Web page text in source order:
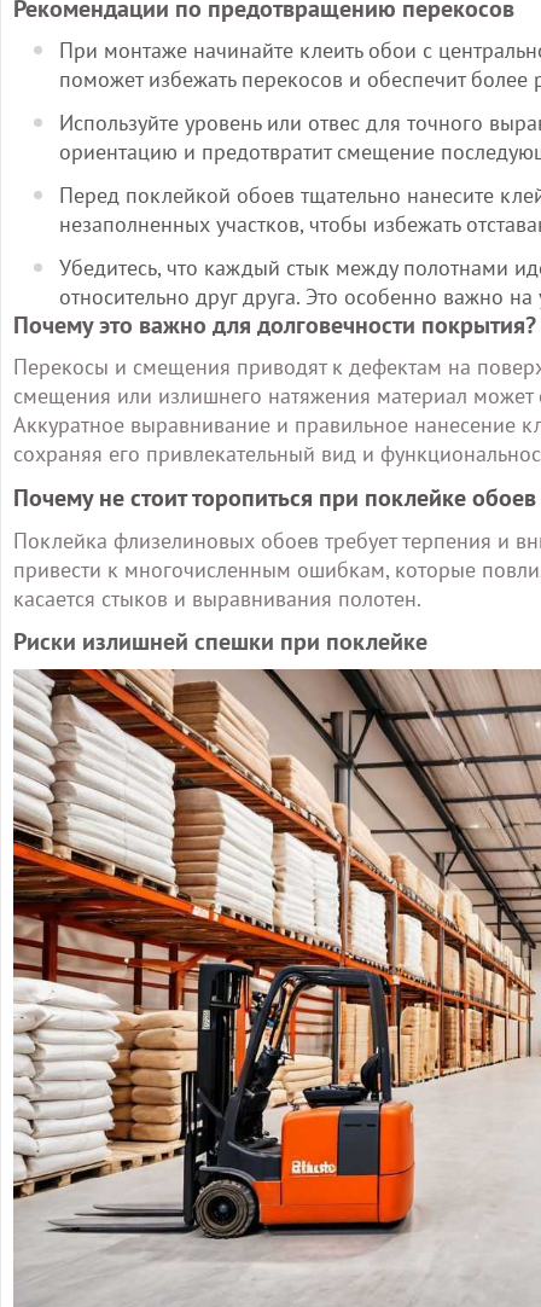
Рекомендации по предотвращению перекосов
При монтаже начинайте клеить обои с
поможет избежать перекосов и обеспечит
Используйте уровень или отвес для точного
ориентацию и предотвратит смещение
Перед поклейкой обоев тщательно нанесите
незаполненных участков, чтобы избежать
Убедитесь, что каждый стык между полотнами
относительно друг друга. Это особенно важно
Почему это важно для долговечности покрытия?
Перекосы и смещения приводят к дефектам на
смещения или излишнего натяжения материал может
Аккуратное выравнивание и правильное нанесение
сохраняя его привлекательный вид и
Почему не стоит торопиться при поклейке
Поклейка флизелиновых обоев требует терпения и
привести к многочисленным ошибкам, которые
касается стыков и выравнивания полотен.
Риски излишней спешки при поклейке